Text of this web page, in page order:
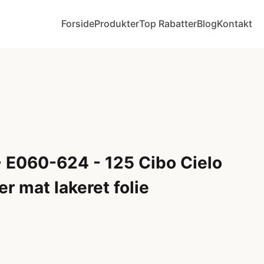
ForsideProdukterTop RabatterBlogKontakt
624 - 125 Cibo Cielo
mat lakeret folie